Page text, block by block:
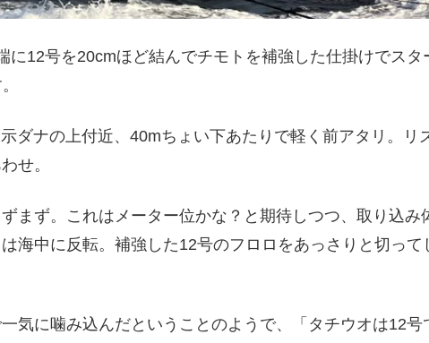
に12号を20cmほど結んでチモトを補強した仕掛けでスタ
ダナの上付近、40mちょい下あたりで軽く前アタリ。リ
せ。
まず。これはメーター位かな？と期待しつつ、取り込み
海中に反転。補強した12号のフロロをあっさりと切って
気に噛み込んだということのようで、「タチウオは12号